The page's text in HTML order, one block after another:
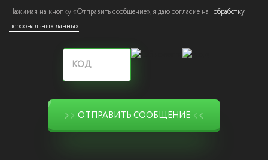
Нажимая на кнопку «Отправить сообщение», я даю согласие на обработку
персональных данных
ОТПРАВИТЬ СООБЩЕНИЕ